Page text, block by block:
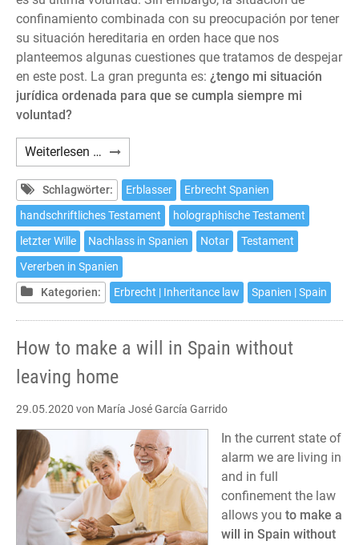
confinamiento combinada con su preocupación por tener
su situación hereditaria en orden hace que nos
planteemos algunas cuestiones que tratamos de despejar
en este post. La gran pregunta es: ¿tengo mi situación
jurídica ordenada para que se cumpla siempre mi
voluntad?
Weiterlesen … Cómo
hacer
testamento
en
España
sin
salir
de
casa
Schlagwörter: Erblasser
Erbrecht Spanien
handschriftliches Testament
holographische Testament
letzter Wille
Nachlass in Spanien Notar
Testament
Vererben in Spanien
Kategorien:
Erbrecht | Inheritance law Spanien | Spain
How to make a will in Spain without
leaving home
29.05.2020 von María José García Garrido
In the current state of
alarm we are living in
and in full
confinement the law
allows you to make a
will in Spain without